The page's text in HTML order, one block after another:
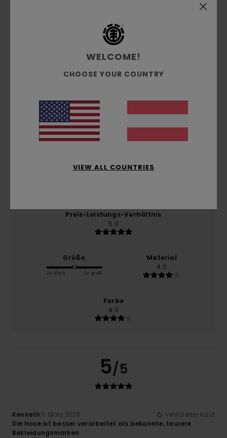
Kundenbewertungen
basierend auf1 verifizierten Bewertungenseit März
Komfort
Preis-Leistungs-Verhältnis
5.0
Größe
Zu klein Zu groß
Material
4.0
Farbe
4.0
5/5
Kenneth11. März 2026
Verifizierter Kauf
Die Hose ist besser verarbeitet als bekannte, teurere
Bekleidungsmarken
WELCOME!
CHOOSE YOUR COUNTRY
VIEW ALL COUNTRIES